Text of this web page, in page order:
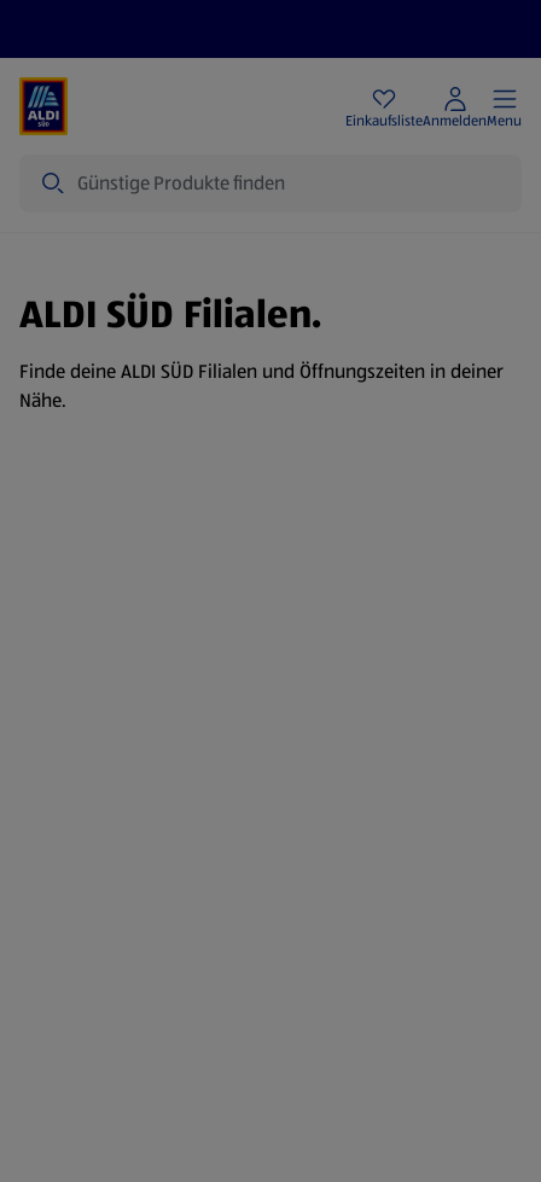
EinkaufslisteAnmeldenMenu
ALDI SÜD Filialen.
Finde deine ALDI SÜD Filialen und Öffnungszeiten in deiner
Nähe.